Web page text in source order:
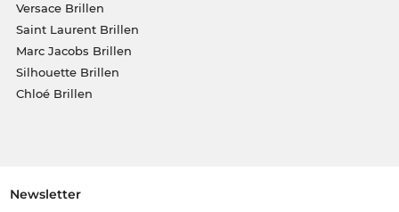
Versace Brillen
Saint Laurent Brillen
Marc Jacobs Brillen
Silhouette Brillen
Chloé Brillen
Newsletter